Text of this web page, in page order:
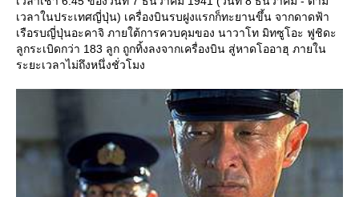
เวลาในประเทศญี่ปุ่น) เครื่องบินรบฝูงแรกก็ทะยานขึ้น จากดาดฟ้า
เรือรบญี่ปุ่นอะคาจิ ภายใต้การควบคุมของ นาวาโท มิทซูโอะ ฟูชิดะ
ลูกระเบิดกว่า 183 ลูก ถูกทิ้งลงจากเครื่องบิน สู่หาดโออาฮุ ภายใน
ระยะเวลาไม่ถึงหนึ่งชั่วโมง